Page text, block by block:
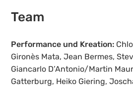
Team
Performance und Kreation:
Gironès Mata, Jean Bermes,
Giancarlo D’Antonio/Martin
Gatterburg, Heiko Giering,